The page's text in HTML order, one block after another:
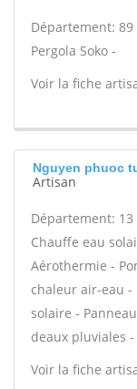
Département: 89
Pergola Soko -
Voir la fiche
Nguyen phuoc
Artisan
Département: 13
Chauffe eau
Aérothermie -
chaleur air-eau -
solaire -
deaux pluviales
Voir la fiche